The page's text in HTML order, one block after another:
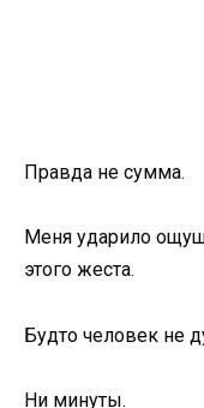
Правда не сумма.
Меня ударило
этого жеста.
Будто человек не
Ни минуты.